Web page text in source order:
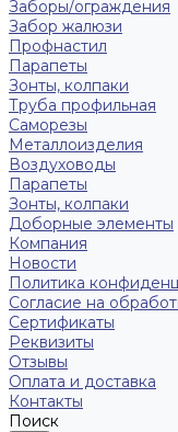
Заборы/ограждения
Забор жалюзи
Профнастил
Парапеты
Зонты, колпаки
Труба профильная
Саморезы
Металлоизделия
Воздуховоды
Парапеты
Зонты, колпаки
Доборные элементы
Компания
Новости
Политика
Согласие на
Сертификаты
Реквизиты
Отзывы
Оплата и доставка
Контакты
Поиск